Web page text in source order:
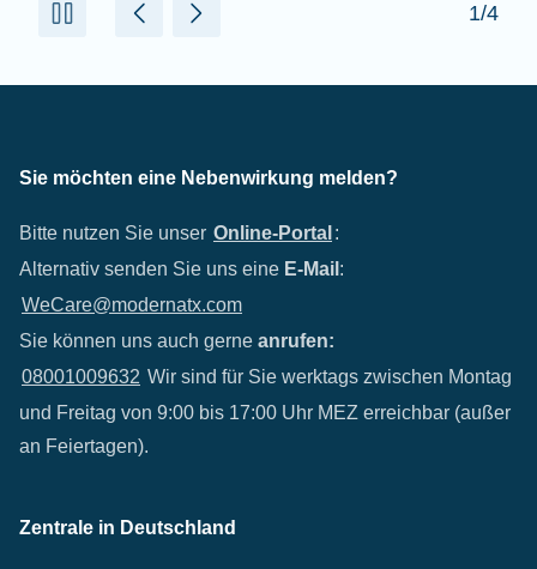
2/4
Sie möchten eine Nebenwirkung melden?
Bitte nutzen Sie unser Online-Portal :
Alternativ senden Sie uns eine E-Mail :
WeCare@modernatx.com
Sie können uns auch gerne anrufen:
08001009632 Wir sind für Sie werktags zwischen Montag
und Freitag von 9:00 bis 17:00 Uhr MEZ erreichbar (außer
an Feiertagen).
Zentrale in Deutschland